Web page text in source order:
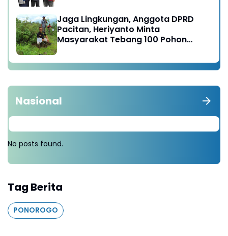
Jaga Lingkungan, Anggota DPRD
Pacitan, Heriyanto Minta
Masyarakat Tebang 100 Pohon
Nasional
No posts found.
Tag Berita
PONOROGO